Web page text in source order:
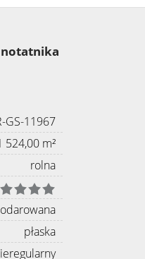
GS-11967
524,00 m²
rolna
płaska